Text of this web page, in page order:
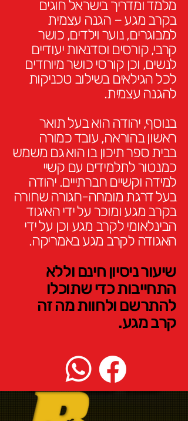
מלמד ומדריך בישראל חוגים
בקרב מגע – הגנה עצמית
למבוגרים, נוער וילדים, כושר
קרבי, קורסים וסדנאות יעודיים
לנשים, וכן קורסי כושר מיוחדים
לכל הגילאים בשילוב טכניקות
להגנה עצמית.
בנוסף, יהודה הוא בעל תואר
ראשון בהוראה, עובד כמורה
בבית ספר תיכון בו הוא גם משמש
כמנטור לתלמידים עם קשיי
למידה וקשיים חברתייים. יהודה
בעל דרגת מומחה-חגורה שחורה
בקרב מגע ומוכר על ידי האיגוד
הבינלאומי לקרב מגע וכן על ידי
האגודה לקרב מגע באמריקה.
שיעור ניסיון חינם וללא
התחייבות כדי שתוכלו
להתרשם ולחוות מה זה
קרב מגע.